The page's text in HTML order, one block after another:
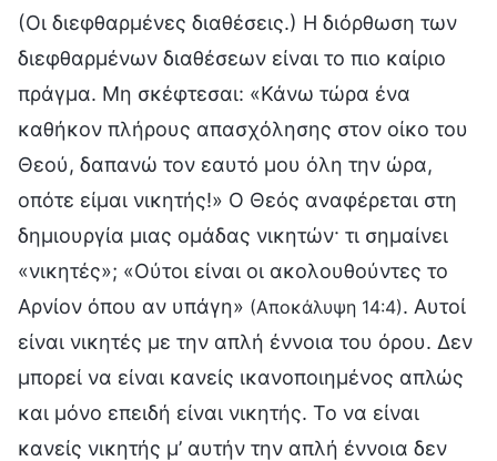
(Οι διεφθαρμένες διαθέσεις.) Η διόρθωση των
διεφθαρμένων διαθέσεων είναι το πιο καίριο
πράγμα. Μη σκέφτεσαι: «Κάνω τώρα ένα
καθήκον πλήρους απασχόλησης στον οίκο του
Θεού, δαπανώ τον εαυτό μου όλη την ώρα,
οπότε είμαι νικητής!» Ο Θεός αναφέρεται στη
δημιουργία μιας ομάδας νικητών· τι σημαίνει
«νικητές»; «Ούτοι είναι οι ακολουθούντες το
Αρνίον όπου αν υπάγη» (Αποκάλυψη 14:4). Αυτοί
είναι νικητές με την απλή έννοια του όρου. Δεν
μπορεί να είναι κανείς ικανοποιημένος απλώς
και μόνο επειδή είναι νικητής. Το να είναι
κανείς νικητής μ’ αυτήν την απλή έννοια δεν